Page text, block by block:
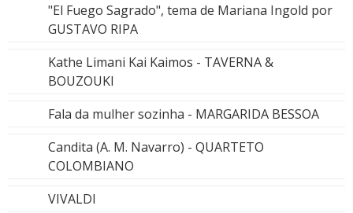
"El Fuego Sagrado", tema de Mariana Ingold por
GUSTAVO RIPA
Kathe Limani Kai Kaimos - TAVERNA &
BOUZOUKI
Fala da mulher sozinha - MARGARIDA BESSOA
Candita (A. M. Navarro) - QUARTETO
COLOMBIANO
VIVALDI